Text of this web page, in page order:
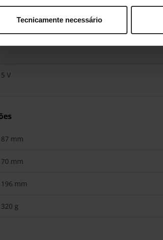
Tecnicamente necessário
2000 mAh
5 V
87 mm
70 mm
196 mm
320 g